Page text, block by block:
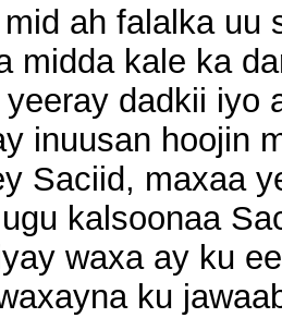
ah falalka uu
midda kale ka
dadkii iyo
inuusan hoojin
Saciid, maxaa
kalsoonaa
waxa ay ku
ku